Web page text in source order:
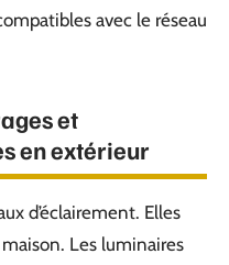
avec le réseau
et
en extérieur
d’éclairement. Elles
Les luminaires